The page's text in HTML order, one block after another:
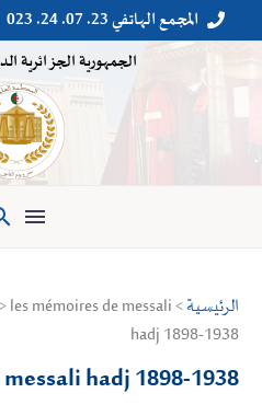

 المجمع الهاتفي 23. 07. 24. 023
الجمهورية الجزائرية
الرئيسية les mémoires de messali
hadj 1898-1938
hadj 1898-1938